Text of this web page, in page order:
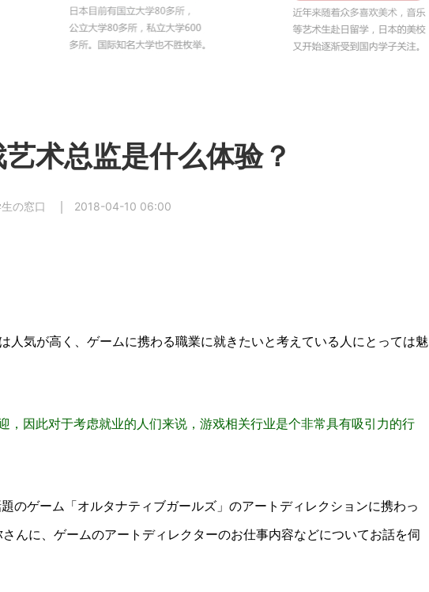
术总监是什么体验？
の窓口 2018-04-10 06:00
人気が高く、ゲームに携わる職業に就きたいと考えている人にとっては魅
，因此对于考虑就业的人们来说，游戏相关行业是个非常具有吸引力的行
のゲーム「オルタナティブガールズ」のアートディレクションに携わっ
んに、ゲームのアートディレクターのお仕事内容などについてお話を伺